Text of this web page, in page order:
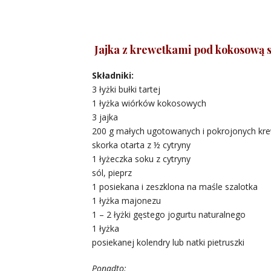
Jajka z krewetkami pod kokosową
Składniki:
3 łyżki bułki tartej
1 łyżka wiórków kokosowych
3 jajka
200 g małych ugotowanych i pokrojonych
skorka otarta z ½ cytryny
1 łyżeczka soku z cytryny
sól, pieprz
1 posiekana i zeszklona na maśle szalotka
1 łyżka majonezu
1 – 2 łyżki gęstego jogurtu naturalnego
1 łyżka
posiekanej kolendry lub natki pietruszki
Ponadto: